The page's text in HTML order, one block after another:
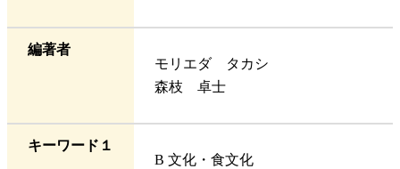
編著者
モリエダ タカシ
森枝 卓士
キーワード１
B 文化・食文化